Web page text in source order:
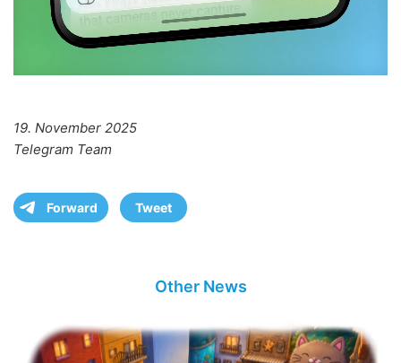
19. November 2025
Telegram Team
Forward Tweet
Other News